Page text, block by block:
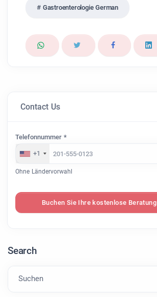
Gastroenterologie German
Contact Us
Telefonnummer *
+1
Ohne Ländervorwahl
Buchen Sie Ihre kostenlose Beratung
Search
Suchen